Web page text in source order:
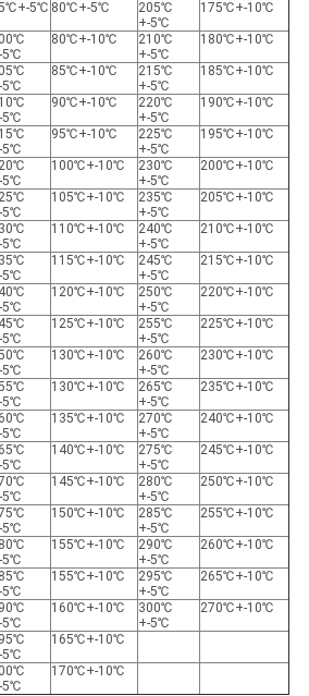
5℃ 80℃+-5℃
205℃
+-5℃
175℃+-10℃
5℃
80℃+-10℃
210℃
+-5℃
180℃+-10℃
5℃
85℃+-10℃
215℃
+-5℃
185℃+-10℃
5℃
90℃+-10℃
220℃
+-5℃
190℃+-10℃
5℃
95℃+-10℃
225℃
+-5℃
195℃+-10℃
5℃
100℃+-10℃
230℃
+-5℃
200℃+-10℃
5℃
105℃+-10℃
235℃
+-5℃
205℃+-10℃
5℃
110℃+-10℃
240℃
+-5℃
210℃+-10℃
5℃
115℃+-10℃
245℃
+-5℃
215℃+-10℃
5℃
120℃+-10℃
250℃
+-5℃
220℃+-10℃
5℃
125℃+-10℃
255℃
+-5℃
225℃+-10℃
5℃
130℃+-10℃
260℃
+-5℃
230℃+-10℃
5℃
130℃+-10℃
265℃
+-5℃
235℃+-10℃
5℃
135℃+-10℃
270℃
+-5℃
240℃+-10℃
5℃
140℃+-10℃
275℃
+-5℃
245℃+-10℃
5℃
145℃+-10℃
280℃
+-5℃
250℃+-10℃
5℃
150℃+-10℃
285℃
+-5℃
255℃+-10℃
5℃
155℃+-10℃
290℃
+-5℃
260℃+-10℃
5℃
155℃+-10℃
295℃
+-5℃
265℃+-10℃
5℃
160℃+-10℃
300℃
+-5℃
270℃+-10℃
5℃
165℃+-10℃
5℃
170℃+-10℃